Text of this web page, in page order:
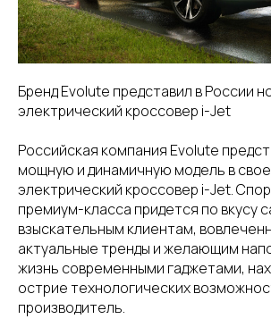
Бренд Evolute представил в России
электрический кроссовер i-Jet
Российская компания Evolute
мощную и динамичную модель в
электрический кроссовер i-Jet.
премиум-класса придется по вкусу
взыскательным клиентам,
актуальные тренды и желающим
жизнь современными гаджетами,
острие технологических
производитель.